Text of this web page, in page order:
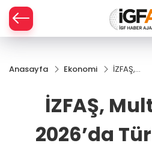
Anasayfa Ekonomi
İZFAŞ,
Türk
dünya ile
İZFAŞ,
2026’da